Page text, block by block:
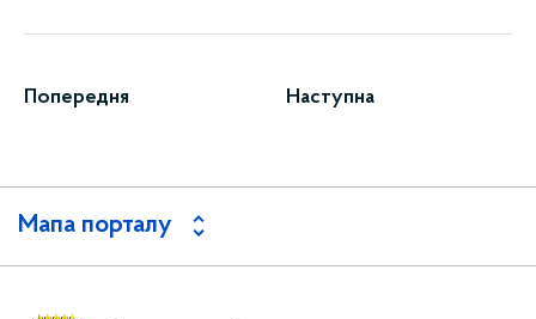
Попередня Наступна
Мапа порталу